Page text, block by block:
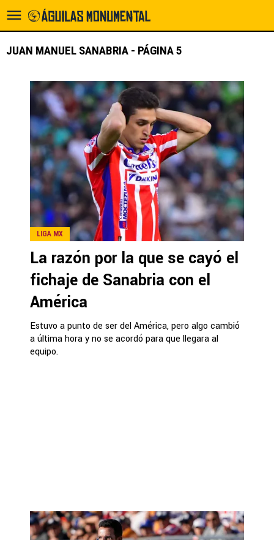
JUAN MANUEL SANABRIA - PÁGINA 5
LIGA MX
La razón por la que se cayó el
fichaje de Sanabria con el
América
Estuvo a punto de ser del América, pero algo cambió
a última hora y no se acordó para que llegara al
equipo.